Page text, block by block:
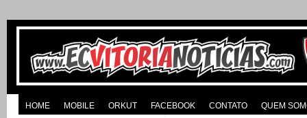
HOME MOBILE ORKUT FACEBOOK CONTATO QUEM